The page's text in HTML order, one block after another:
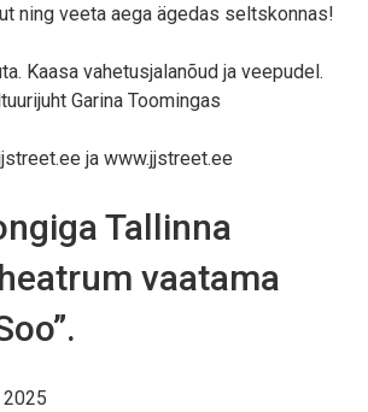
ning veeta aega ägedas seltskonnas!
Kaasa vahetusjalanõud ja veepudel.
Garina Toomingas
ja www.jjstreet.ee
Tallinna
vaatama
2025